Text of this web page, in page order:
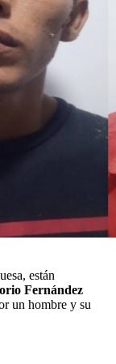
están
Fernández
un hombre y su